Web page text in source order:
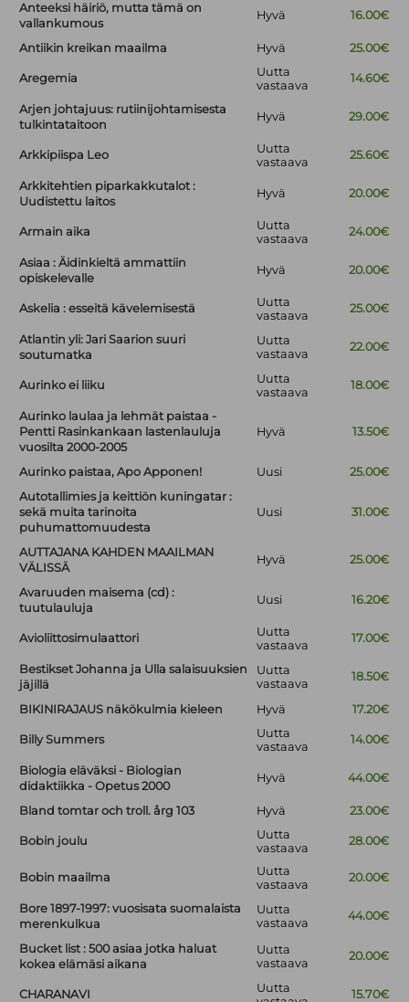
Anteeksi häiriö, mutta tämä on
vallankumous
Hyvä 16.00€
Antiikin kreikan maailma Hyvä 25.00€
Aregemia
Uutta
vastaava
14.60€
Arjen johtajuus: rutiinijohtamisesta
tulkintataitoon
Hyvä 29.00€
Arkkipiispa Leo
Uutta
vastaava
25.60€
Arkkitehtien piparkakkutalot :
Uudistettu laitos
Hyvä 20.00€
Armain aika
Uutta
vastaava
24.00€
Asiaa : Äidinkieltä ammattiin
opiskelevalle
Hyvä 20.00€
Askelia : esseitä kävelemisestä
Uutta
vastaava
25.00€
Atlantin yli: Jari Saarion suuri
soutumatka
Uutta
vastaava
22.00€
Aurinko ei liiku
Uutta
vastaava
18.00€
Aurinko laulaa ja lehmät paistaa -
Pentti Rasinkankaan lastenlauluja
vuosilta 2000-2005
Hyvä 13.50€
Aurinko paistaa, Apo Apponen! Uusi
25.00€
Autotallimies ja keittiön kuningatar :
sekä muita tarinoita
puhumattomuudesta
Uusi 31.00€
AUTTAJANA KAHDEN MAAILMAN
VÄLISSÄ
Hyvä 25.00€
Avaruuden maisema (cd) :
tuutulauluja
Uusi 16.20€
Avioliittosimulaattori
Uutta
vastaava
17.00€
Bestikset Johanna ja Ulla salaisuuksien
jäjillä
Uutta
vastaava
18.50€
BIKINIRAJAUS näkökulmia kieleen Hyvä 17.20€
Billy Summers
Uutta
vastaava
14.00€
Biologia eläväksi - Biologian
didaktiikka - Opetus 2000
Hyvä 44.00€
Bland tomtar och troll. årg 103 Hyvä 23.00€
Bobin joulu
Uutta
vastaava
28.00€
Bobin maailma
Uutta
vastaava
20.00€
Bore 1897-1997: vuosisata suomalaista
merenkulkua
Uutta
vastaava
44.00€
Bucket list : 500 asiaa jotka haluat
kokea elämäsi aikana
Uutta
vastaava
20.00€
CHARANAVI
Uutta
15.70€